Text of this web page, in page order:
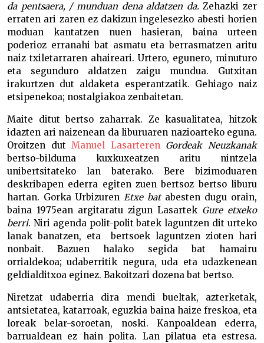
da pentsaera, / munduan dena aldatzen da.Zehazki zer
erraten ari zaren ez dakizun ingelesezko abesti horien
moduan kantatzen nuen hasieran, baina urteen
poderioz erranahi bat asmatu eta berrasmatzen aritu
naiz txiletarraren ahaireari. Urtero, egunero, minuturo
eta segunduro aldatzen zaigu mundua. Gutxitan
irakurtzen dut aldaketa esperantzatik. Gehiago naiz
etsipenekoa; nostalgiakoa zenbaitetan.
Maite ditut bertso zaharrak. Ze kasualitatea, hitzok
idazten ari naizenean da liburuaren nazioarteko eguna.
Oroitzen dutManuel Lasarteren Gordeak Neuzkanak
bertso-bilduma kuxkuxeatzen aritu nintzela
unibertsitateko lan baterako. Bere bizimoduaren
deskribapen ederra egiten zuen bertsoz bertso liburu
hartan. Gorka Urbizuren Etxe batabesten dugu orain,
baina 1975ean argitaratu zigun Lasartek Gure etxeko
berri. Niri agenda polit-polit batek laguntzen dit urteko
lanak banatzen, eta bertsoek laguntzen zioten hari
nonbait. Bazuen halako segida bat hamairu
orrialdekoa; udaberritik negura, uda eta udazkenean
geldialditxoa eginez. Bakoitzari dozena bat bertso.
Niretzat udaberria dira mendi bueltak, azterketak,
antsietatea, katarroak, eguzkia baina haize freskoa, eta
loreak belar-soroetan, noski. Kanpoaldean ederra,
barrualdean ez hain polita. Lan pilatua eta estresa.